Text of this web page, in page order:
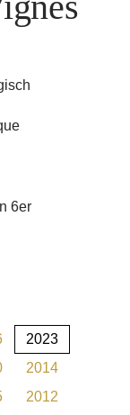
Karton 6er
nicht verfügbar.)
Option ist zurzeit
2023
2014
2012